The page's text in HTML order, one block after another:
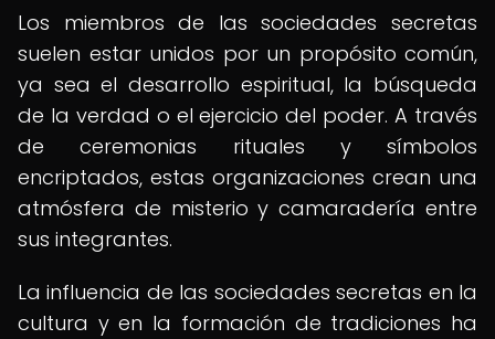
Los miembros de las sociedades secretas
suelen estar unidos por un propósito común,
ya sea el desarrollo espiritual, la búsqueda
de la verdad o el ejercicio del poder. A través
de ceremonias rituales y símbolos
encriptados, estas organizaciones crean una
atmósfera de misterio y camaradería entre
sus integrantes.
La influencia de las sociedades secretas en la
cultura y en la formación de tradiciones ha